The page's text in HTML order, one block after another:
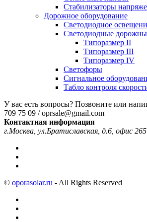
Стабилизаторы
Дорожное оборудование
Светодиодное
Светодиодные
Типоразмер II
Типоразмер III
Типоразмер IV
Светофоры
Сигнальное
Табло контроля
У вас есть вопросы? Позвоните или
709 75 09 / oprsale@gmail.com
Контактная информация
г.Москва, ул.Братиславская, д.6, офис 265
© oporasolar.ru - All Rights Reserved